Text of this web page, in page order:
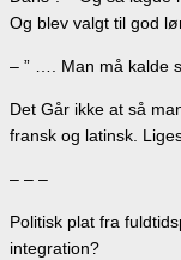
Og blev valgt til god
– ” …. Man må kalde
Det Går ikke at så
fransk og latinsk.
– – –
Politisk plat fra
integration?